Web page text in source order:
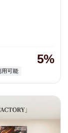
5%
用可能